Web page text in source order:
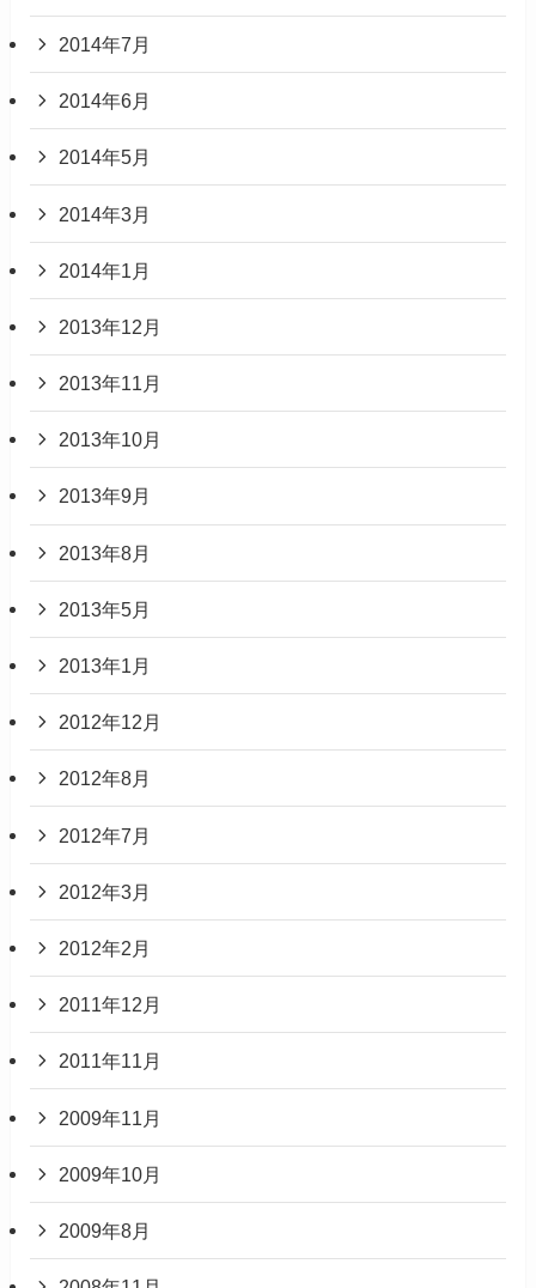
2014年7月
2014年6月
2014年5月
2014年3月
2014年1月
2013年12月
2013年11月
2013年10月
2013年9月
2013年8月
2013年5月
2013年1月
2012年12月
2012年8月
2012年7月
2012年3月
2012年2月
2011年12月
2011年11月
2009年11月
2009年10月
2009年8月